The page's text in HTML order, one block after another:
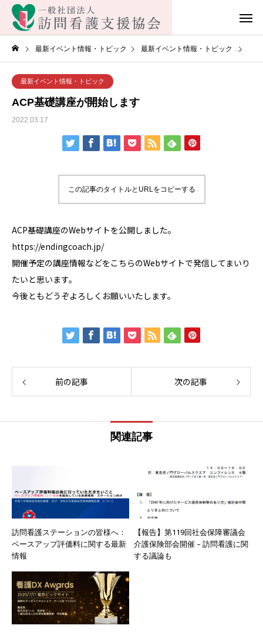
最新イベント情報・トピック 最新イベント情報・トピック
最新イベント情報・トピック
ACP基礎講座が開始します
2022.03.17
この記事のタイトルとURLをコピーする
ACP基礎講座のWebサイトを公開しました。
https://endingcoach.jp/
開催予定の講座情報などをこちらのWebサイトで発信してまいり
たいと思います。
今後ともどうぞよろしくお願いいたします。
前の記事 次の記事
関連記事
訪問看護ステーションの皆様へ：
ベースアップ評価料に関する最新
情報
【報告】第119回社会保障審議会
介護保険部会開催 – 訪問看護に関
する議論も